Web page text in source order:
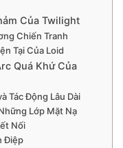
Của Twilight
Chiến Tranh
Tại Của Loid
Quá Khứ Của
Tác Động Lâu Dài
Lớp Mặt Nạ
Nối
Điệp